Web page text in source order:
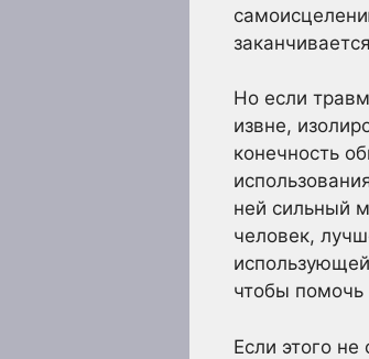
Но если
извне,
конечность
ней сильный
человек,
чтобы помочь
Если этого